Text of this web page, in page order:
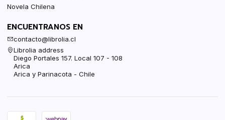
Novela Chilena
ENCUENTRANOS EN
contacto@librolia.cl
Librolia address
Diego Portales 157. Local 107 - 108
Arica
Arica y Parinacota - Chile